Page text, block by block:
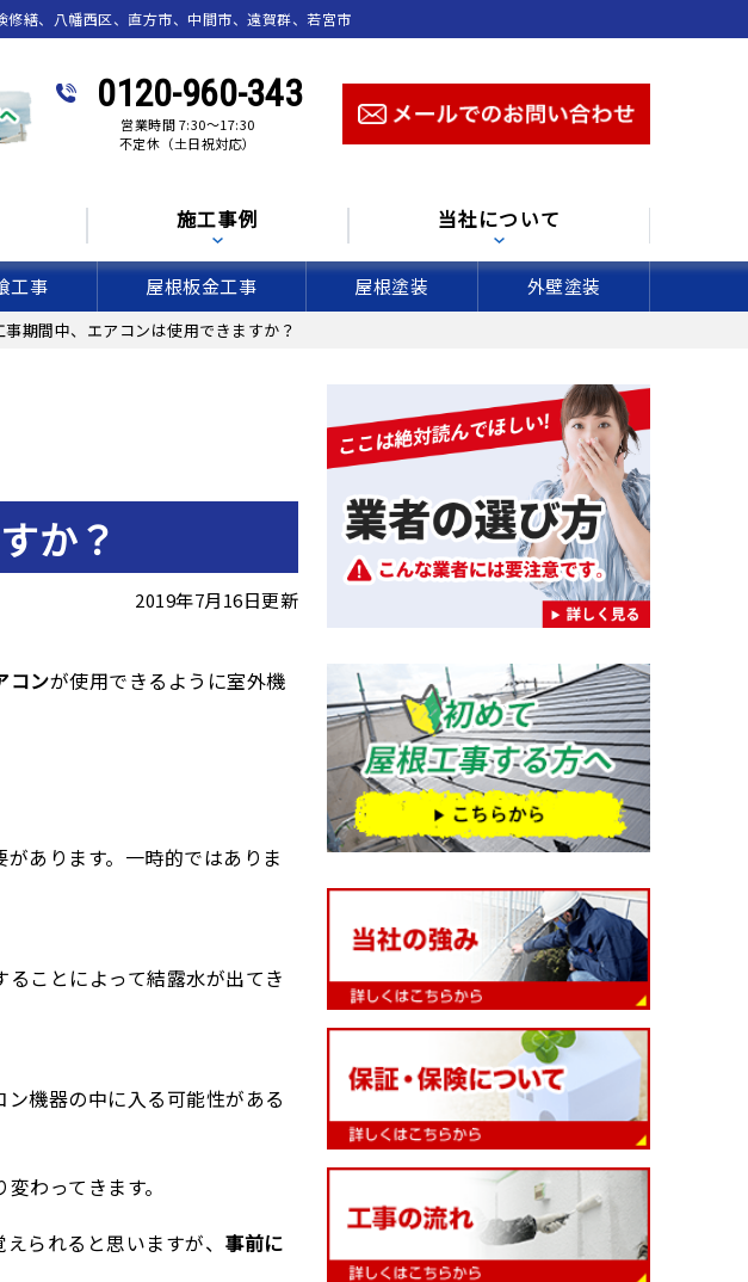
繕、八幡西区、直方市、中間市、遠賀群、若宮市
0120-960-343
営業時間 7:30～17:30
不定休（土日祝対応）
施工事例 当社について
工事 屋根板金工事 屋根塗装 外壁塗装
事期間中、エアコンは使用できますか？
か？
2019年7月16日更新
コンが使用できるように室外機
あります。一時的ではありま
ことによって結露水が出てき
機器の中に入る可能性がある
わってきます。
られると思いますが、 事前に